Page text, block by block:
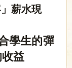
薪水現
學生的彈
益